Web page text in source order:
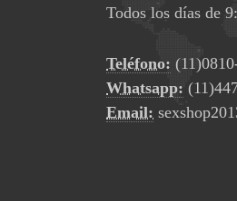
Todos los días de
Teléfono:
Whatsapp:
Email: